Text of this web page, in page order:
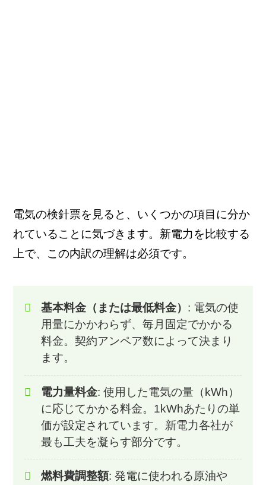
電気の検針票を見ると、いくつかの項目に分か
れていることに気づきます。新電力を比較する
上で、この内訳の理解は必須です。
基本料金（または最低料金） : 電気の使
用量にかかわらず、毎月固定でかかる
料金。契約アンペア数によって決まり
ます。
電力量料金: 使用した電気の量（kWh）
に応じてかかる料金。1kWhあたりの単
価が設定されています。新電力各社が
最も工夫を凝らす部分です。
燃料費調整額: 発電に使われる原油や